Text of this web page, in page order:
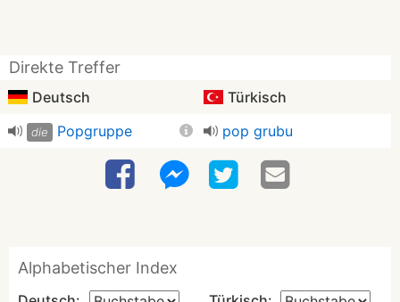
Direkte Treffer
Deutsch Türkisch
die Popgruppe pop grubu
Alphabetischer Index